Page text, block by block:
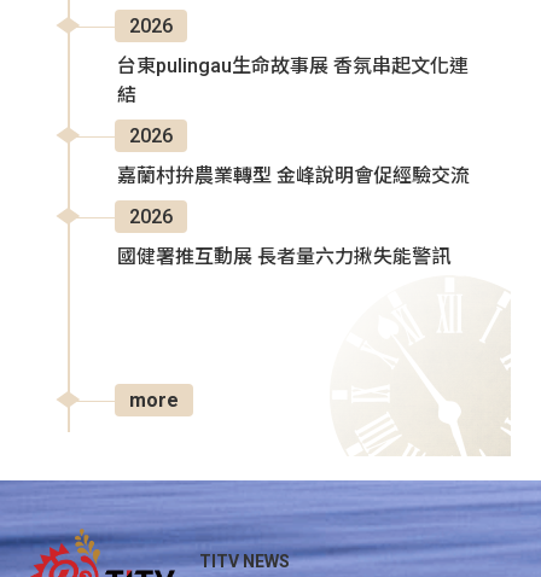
2026
台東pulingau生命故事展 香氛串起文化連
結
2026
嘉蘭村拚農業轉型 金峰說明會促經驗交流
2026
國健署推互動展 長者量六力揪失能警訊
more
TITV NEWS